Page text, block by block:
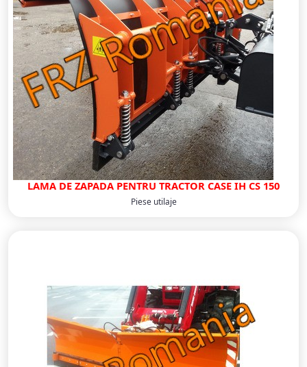
LAMA DE ZAPADA PENTRU TRACTOR CASE IH CS 150
Piese utilaje